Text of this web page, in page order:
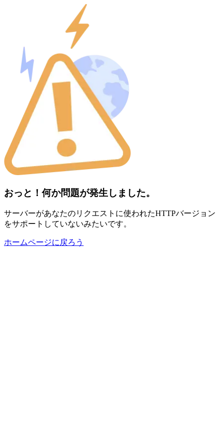
おっと！何か問題が発生しました。
サーバーがあなたのリクエストに使われたHTTPバージョン
をサポートしていないみたいです。
ホームページに戻ろう